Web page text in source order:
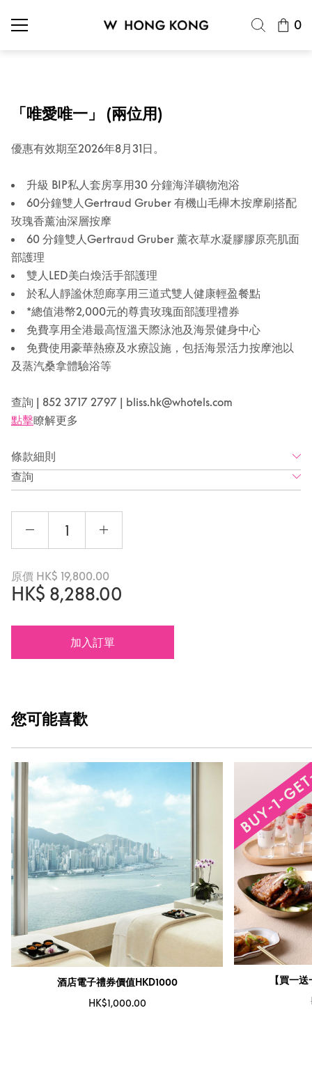
0
「唯愛唯一」 (兩位用)
優惠有效期至2026年8月31日。
升級 BIP私人套房享用30 分鐘海洋礦物泡浴
60分鐘雙人Gertraud Gruber 有機山毛櫸木按摩刷搭配
玫瑰香薰油深層按摩
60 分鐘雙人Gertraud Gruber 薰衣草水凝膠膠原亮肌面
部護理
雙人LED美白煥活手部護理
於私人靜謐休憩廊享用三道式雙人健康輕盈餐點
*總值港幣2,000元的尊貴玫瑰面部護理禮券
免費享用全港最高恆溫天際泳池及海景健身中心
免費使用豪華熱療及水療設施，包括海景活力按摩池以
及蒸汽桑拿體驗浴等
查詢 | 852 3717 2797 | bliss.hk@whotels.com
點擊瞭解更多
條款細則
查詢
原價 HK$ 19,800.00
HK$ 8,288.00
加入訂單
您可能喜歡
酒店電子禮券價值HKD1000
HK$1,000.00
【買一